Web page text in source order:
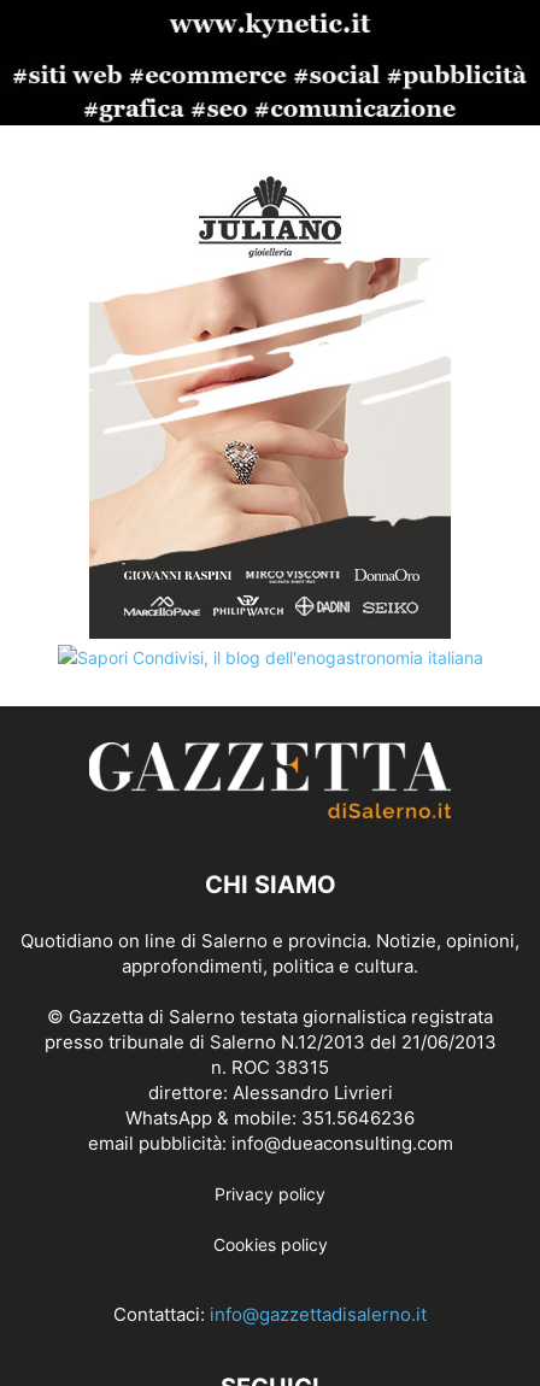
CHI SIAMO
Quotidiano on line di Salerno e provincia. Notizie, opinioni,
approfondimenti, politica e cultura.
© Gazzetta di Salerno testata giornalistica registrata
presso tribunale di Salerno N.12/2013 del 21/06/2013
n. ROC 38315
direttore: Alessandro Livrieri
WhatsApp & mobile: 351.5646236
email pubblicità: info@dueaconsulting.com
Privacy policy
Cookies policy
Contattaci: info@gazzettadisalerno.it